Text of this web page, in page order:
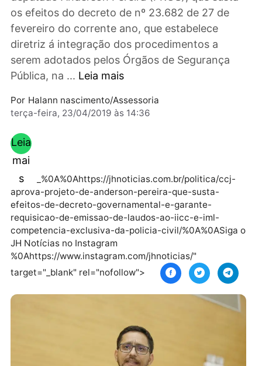
aprovado o Projeto de Decreto Legislativo do
deputado Anderson Pereira (PROS), que
os efeitos do decreto de nº 23.682 de 27 de
fevereiro do corrente ano, que estabelece
diretriz á integração dos procedimentos a
serem adotados pelos Órgãos de Segurança
Pública, na ...Leia mais
Por Halann nascimento/Assessoria
terça-feira, 23/04/2019 às 14:36
Leia
mai
s
_%0A%0Ahttps://jhnoticias.com.br/politica/ccj-
aprova-projeto-de-anderson-pereira-que-susta-
efeitos-de-decreto-governamental-e-garante-
requisicao-de-emissao-de-laudos-ao-iicc-e-iml-
competencia-exclusiva-da-policia-civil/
JH Notícias no Instagram
target="_blank" rel="nofollow">